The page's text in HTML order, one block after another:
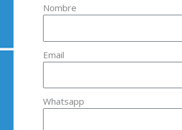
Nombre
Email
Whatsapp